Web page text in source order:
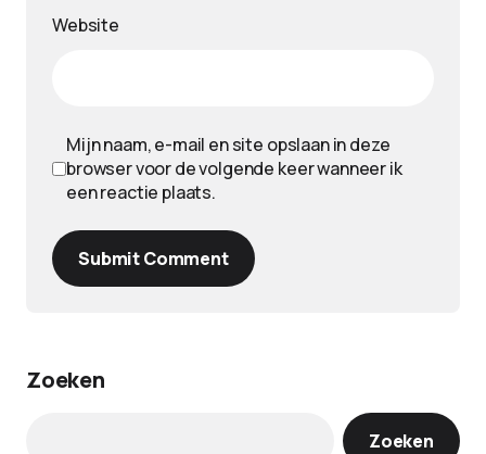
Website
Mijn naam, e-mail en site opslaan in deze
browser voor de volgende keer wanneer ik
een reactie plaats.
Submit Comment
Zoeken
Zoeken